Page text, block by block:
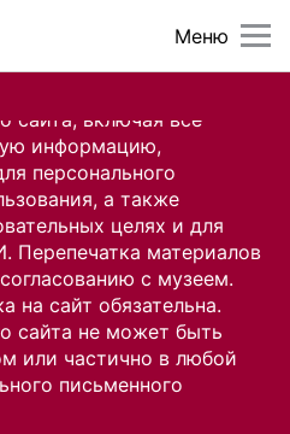
сайта, включая все
информацию,
персонального
а также
целях и для
Перепечатка материалов
с музеем.
на сайт обязательна.
сайта не может быть
или частично в любой
письменного
Меню